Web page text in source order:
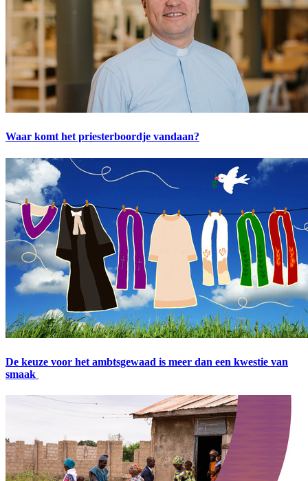
Waar komt het priesterboordje vandaan?
De keuze voor het ambtsgewaad is meer dan een kwestie van
smaak